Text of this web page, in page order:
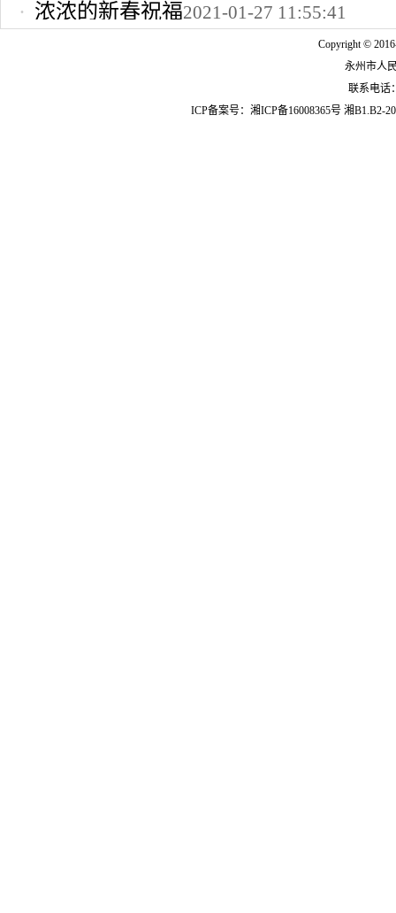
2022-10-24 12:09:37
浓浓的新春祝福2021-01-27 11:55:41
Copyright ©
永州市人
联系电话
ICP备案号： 湘ICP备16008365号 湘B1.B2-